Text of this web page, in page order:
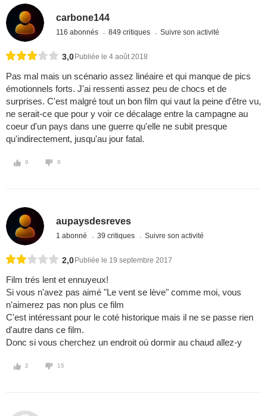
carbone144
116 abonnés 849 critiques Suivre son activité
3,0 Publiée le 4 août 2018
Pas mal mais un scénario assez linéaire et qui manque de pics
émotionnels forts. J'ai ressenti assez peu de chocs et de
surprises. C'est malgré tout un bon film qui vaut la peine d'être vu,
ne serait-ce que pour y voir ce décalage entre la campagne au
coeur d'un pays dans une guerre qu'elle ne subit presque
qu'indirectement, jusqu'au jour fatal.
0 0
aupaysdesreves
1 abonné 39 critiques Suivre son activité
2,0 Publiée le 19 septembre 2017
Film trés lent et ennuyeux!
Si vous n'avez pas aimé "Le vent se lève" comme moi, vous
n'aimerez pas non plus ce film
C'est intéressant pour le coté historique mais il ne se passe rien
d'autre dans ce film.
Donc si vous cherchez un endroit où dormir au chaud allez-y
2 15